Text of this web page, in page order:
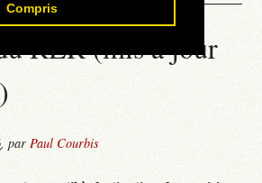
Compris
RER (mis à jour
,parPaul Courbis